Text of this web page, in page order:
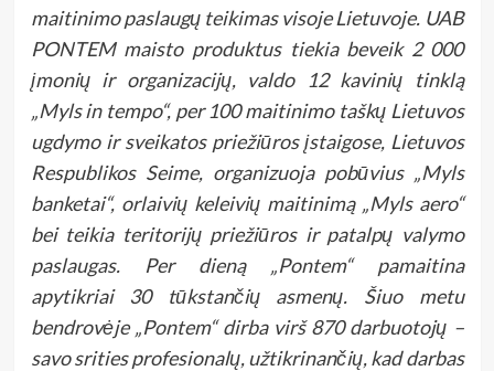
maitinimo paslaugų teikimas visoje Lietuvoje. UAB
PONTEM maisto produktus tiekia beveik 2 000
įmonių ir organizacijų, valdo 12 kavinių tinklą
„Myls in tempo“, per 100 maitinimo taškų Lietuvos
ugdymo ir sveikatos priežiūros įstaigose, Lietuvos
Respublikos Seime, organizuoja pobūvius „Myls
banketai“, orlaivių keleivių maitinimą „Myls aero“
bei teikia teritorijų priežiūros ir patalpų valymo
paslaugas. Per dieną „Pontem“ pamaitina
apytikriai 30 tūkstančių asmenų. Šiuo metu
bendrovėje „Pontem“ dirba virš 870 darbuotojų –
savo srities profesionalų, užtikrinančių, kad darbas